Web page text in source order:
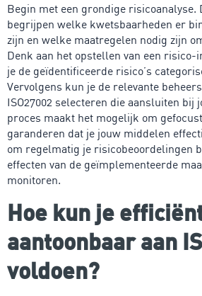
Begin met een grondige risicoanalyse.
begrijpen welke kwetsbaarheden er
zijn en welke maatregelen nodig zijn
Denk aan het opstellen van een risico-
je de geïdentificeerde risico’s
Vervolgens kun je de relevante
ISO27002 selecteren die aansluiten bij
proces maakt het mogelijk om
garanderen dat je jouw middelen
om regelmatig je risicobeoordelingen
effecten van de geïmplementeerde
monitoren.
Hoe kun je
aantoonbaar aan
voldoen?